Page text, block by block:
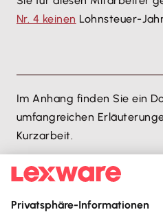
Nr. 4 keinen Lohnsteuer-
Im Anhang finden Sie ein
umfangreichen
Kurzarbeit.
Kurzarbeit abrechnen
Inhaltsverzeichnis